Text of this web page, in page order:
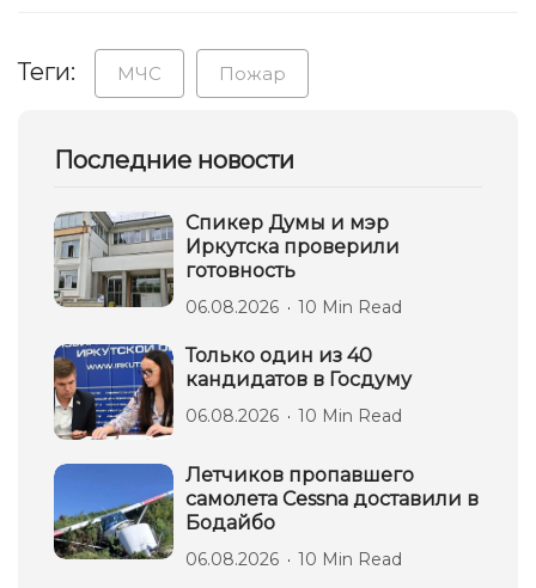
Теги: МЧС Пожар
Последние новости
Спикер Думы и мэр
Иркутска проверили
готовность
06.08.2026 10 Min Read
Только один из 40
кандидатов в Госдуму
06.08.2026 10 Min Read
Летчиков пропавшего
самолета Cessna доставили в
Бодайбо
06.08.2026 10 Min Read